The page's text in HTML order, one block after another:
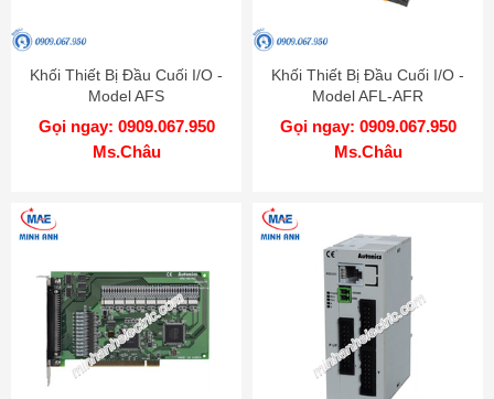
Khối Thiết Bị Đầu Cuối I/O -
Model AFS
Gọi ngay: 0909.067.950
Ms.Châu
Khối Thiết Bị Đầu Cuối I/O -
Model AFL-AFR
Gọi ngay: 0909.067.950
Ms.Châu